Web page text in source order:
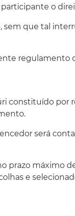
o
que tal
constituído por
será
máximo
e